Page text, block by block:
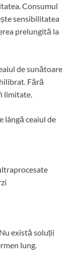
Consumul
sensibilitatea
prelungită la
de sunătoare
Fără
limitate.
lângă ceaiul de
există soluții
lung.